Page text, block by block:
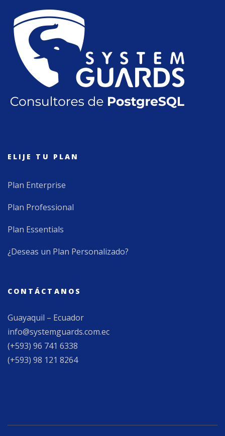
ELIJE TU PLAN
Plan Enterprise
Plan Professional
Plan Essentials
¿Deseas un Plan Personalizado?
CONTÁCTANOS
Guayaquil – Ecuador
info@systemguards.com.ec
(+593) 96 741 6338
(+593) 98 121 8264